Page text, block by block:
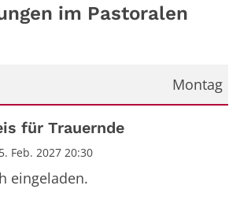
im Pastoralen
Montag
für Trauernde
Feb. 2027 20:30
eingeladen.